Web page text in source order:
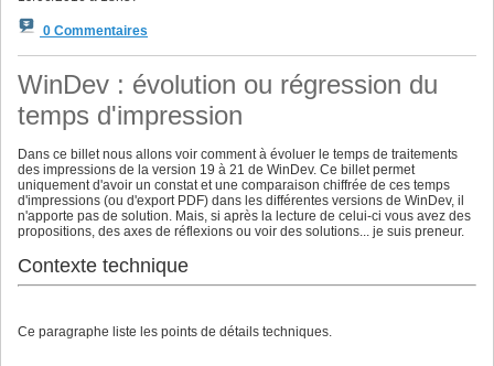
0 Commentaires
WinDev : évolution ou régression du
temps d'impression
Dans ce billet nous allons voir comment à évoluer le temps de traitements
des impressions de la version 19 à 21 de WinDev. Ce billet permet
uniquement d'avoir un constat et une comparaison chiffrée de ces temps
d'impressions (ou d'export PDF) dans les différentes versions de WinDev, il
n'apporte pas de solution. Mais, si après la lecture de celui-ci vous avez des
propositions, des axes de réflexions ou voir des solutions... je suis preneur.
Contexte technique
Ce paragraphe liste les points de détails techniques.